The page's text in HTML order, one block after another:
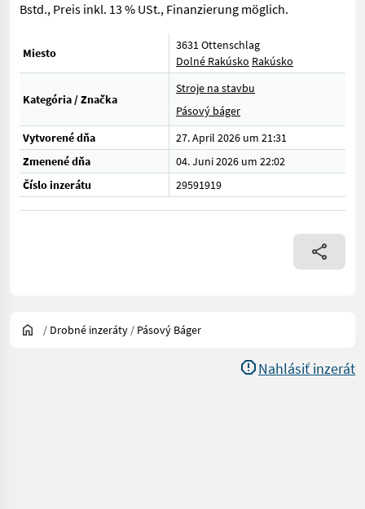
Bstd., Preis inkl. 13 % USt., Finanzierung möglich.
Miesto
3631 Ottenschlag
Dolné Rakúsko Rakúsko
Kategória / Značka
Stroje na stavbu
Pásový báger
Vytvorené dňa
27. April 2026 um 21:31
Zmenené dňa
04. Juni 2026 um 22:02
Číslo inzerátu
29591919
/ Drobné inzeráty / Pásový Báger
Nahlásiť inzerát